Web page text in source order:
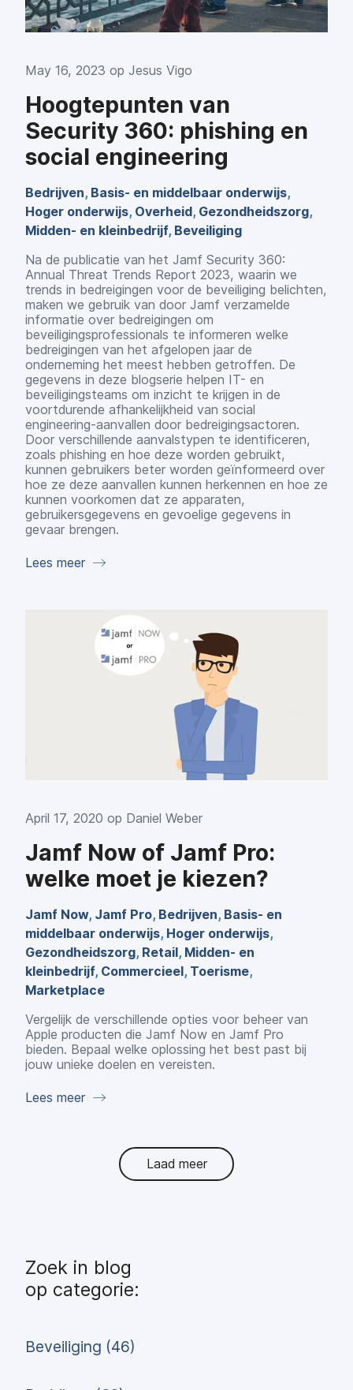
May 16, 2023 op Jesus Vigo
Hoogtepunten van
Security 360: phishing en
social engineering
Bedrijven, Basis- en middelbaar onderwijs,
Hoger onderwijs, Overheid, Gezondheidszorg,
Midden- en kleinbedrijf, Beveiliging
Na de publicatie van het Jamf Security 360:
Annual Threat Trends Report 2023, waarin we
trends in bedreigingen voor de beveiliging belichten,
maken we gebruik van door Jamf verzamelde
informatie over bedreigingen om
beveiligingsprofessionals te informeren welke
bedreigingen van het afgelopen jaar de
onderneming het meest hebben getroffen. De
gegevens in deze blogserie helpen IT- en
beveiligingsteams om inzicht te krijgen in de
voortdurende afhankelijkheid van social
engineering-aanvallen door bedreigingsactoren.
Door verschillende aanvalstypen te identificeren,
zoals phishing en hoe deze worden gebruikt,
kunnen gebruikers beter worden geïnformeerd over
hoe ze deze aanvallen kunnen herkennen en hoe ze
kunnen voorkomen dat ze apparaten,
gebruikersgegevens en gevoelige gegevens in
gevaar brengen.
Lees meer
April 17, 2020 op Daniel Weber
Jamf Now of Jamf Pro:
welke moet je kiezen?
Jamf Now, Jamf Pro, Bedrijven, Basis- en
middelbaar onderwijs, Hoger onderwijs,
Gezondheidszorg, Retail, Midden- en
kleinbedrijf, Commercieel, Toerisme,
Marketplace
Vergelijk de verschillende opties voor beheer van
Apple producten die Jamf Now en Jamf Pro
bieden. Bepaal welke oplossing het best past bij
jouw unieke doelen en vereisten.
Lees meer
Laad meer
Zoek in blog
op categorie:
Beveiliging (46)